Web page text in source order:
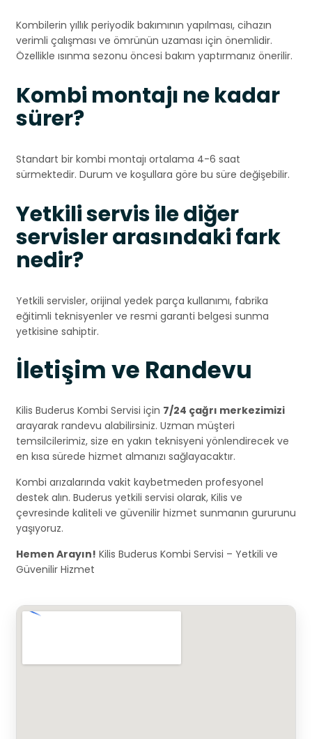
Kombilerin yıllık periyodik bakımının yapılması, cihazın
verimli çalışması ve ömrünün uzaması için önemlidir.
Özellikle ısınma sezonu öncesi bakım yaptırmanız önerilir.
Kombi montajı ne kadar
sürer?
Standart bir kombi montajı ortalama 4-6 saat
sürmektedir. Durum ve koşullara göre bu süre değişebilir.
Yetkili servis ile diğer
servisler arasındaki fark
nedir?
Yetkili servisler, orijinal yedek parça kullanımı, fabrika
eğitimli teknisyenler ve resmi garanti belgesi sunma
yetkisine sahiptir.
İletişim ve Randevu
Kilis Buderus Kombi Servisi için 7/24 çağrı merkezimizi
arayarak randevu alabilirsiniz. Uzman müşteri
temsilcilerimiz, size en yakın teknisyeni yönlendirecek ve
en kısa sürede hizmet almanızı sağlayacaktır.
Kombi arızalarında vakit kaybetmeden profesyonel
destek alın. Buderus yetkili servisi olarak, Kilis ve
çevresinde kaliteli ve güvenilir hizmet sunmanın gururunu
yaşıyoruz.
Hemen Arayın! Kilis Buderus Kombi Servisi – Yetkili ve
Güvenilir Hizmet